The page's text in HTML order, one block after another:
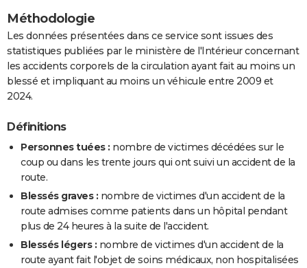
Méthodologie
Les données présentées dans ce service sont issues des
statistiques publiées par le ministère de l'Intérieur concernant
les accidents corporels de la circulation ayant fait au moins un
blessé et impliquant au moins un véhicule entre 2009 et
2024.
Définitions
Personnes tuées : nombre de victimes décédées sur le
coup ou dans les trente jours qui ont suivi un accident de la
route.
Blessés graves : nombre de victimes d'un accident de la
route admises comme patients dans un hôpital pendant
plus de 24 heures à la suite de l'accident.
Blessés légers : nombre de victimes d'un accident de la
route ayant fait l'objet de soins médicaux, non hospitalisées